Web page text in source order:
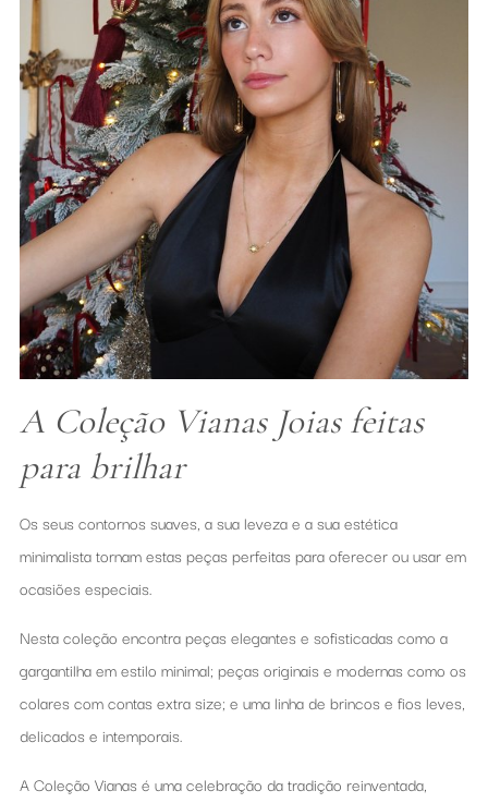
A Coleção Vianas Joias feitas
para brilhar
Os seus contornos suaves, a sua leveza e a sua estética
minimalista tornam estas peças perfeitas para oferecer ou usar em
ocasiões especiais.
Nesta coleção encontra peças elegantes e sofisticadas como a
gargantilha em estilo minimal; peças originais e modernas como os
colares com contas extra size; e uma linha de brincos e fios leves,
delicados e intemporais.
A Coleção Vianas é uma celebração da tradição reinventada,